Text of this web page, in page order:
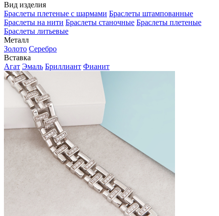
Вид изделия
Браслеты плетеные с шармами Браслеты штампованные
Браслеты на нити Браслеты станочные Браслеты плетеные
Браслеты литьевые
Металл
Золото Серебро
Вставка
Агат Эмаль Бриллиант Фианит